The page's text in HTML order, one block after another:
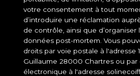
votre consentement à tout
d’introduire une réclamation
de contrôle, ainsi que d’organiser
données post-mortem. Vous
droits par voie postale à l'adresse
Guillaume 28000 Chartres ou par
électronique à l'adresse